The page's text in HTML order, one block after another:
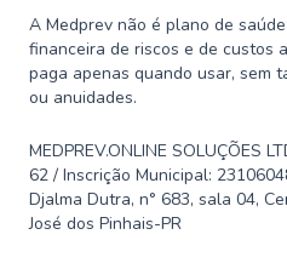
A Medprev não é plano de
financeira de riscos e de custos
paga apenas quando usar, sem
ou anuidades.
MEDPREV.ONLINE SOLUÇÕES
62 / Inscrição Municipal:
Djalma Dutra, n° 683, sala 04,
José dos Pinhais-PR